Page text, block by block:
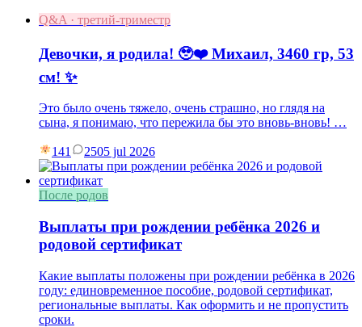
Q&A · третий-триместр
Девочки, я родила! 🥹❤️ Михаил, 3460 гр, 53
см! ✨
Это было очень тяжело, очень страшно, но глядя на
сына, я понимаю, что пережила бы это вновь-вновь! …
141 2505 jul 2026
После родов
Выплаты при рождении ребёнка 2026 и
родовой сертификат
Какие выплаты положены при рождении ребёнка в 2026
году: единовременное пособие, родовой сертификат,
региональные выплаты. Как оформить и не пропустить
сроки.